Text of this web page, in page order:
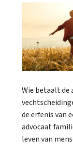
Wie betaalt de
de erfenis van
advocaat
leven van